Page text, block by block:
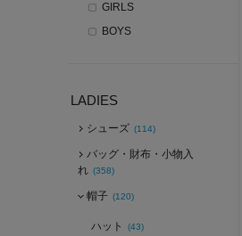
GIRLS
BOYS
LADIES
シューズ (114)
バッグ・財布・小物入
れ (358)
帽子 (120)
ハット (43)